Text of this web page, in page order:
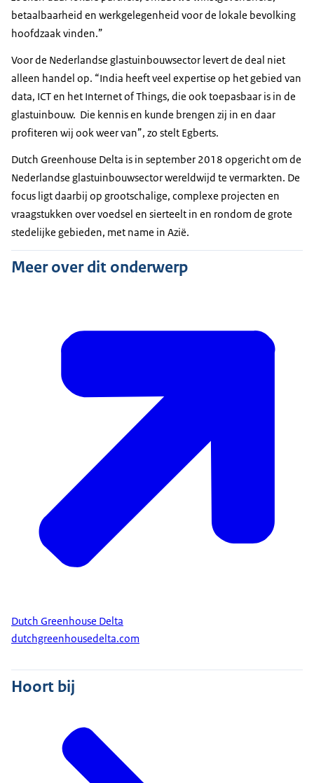
betaalbaarheid en werkgelegenheid voor de lokale bevolking
hoofdzaak vinden.”
Voor de Nederlandse glastuinbouwsector levert de deal niet
alleen handel op. “India heeft veel expertise op het gebied van
data, ICT en het Internet of Things, die ook toepasbaar is in de
glastuinbouw. Die kennis en kunde brengen zij in en daar
profiteren wij ook weer van”, zo stelt Egberts.
Dutch Greenhouse Delta is in september 2018 opgericht om de
Nederlandse glastuinbouwsector wereldwijd te vermarkten. De
focus ligt daarbij op grootschalige, complexe projecten en
vraagstukken over voedsel en sierteelt in en rondom de grote
stedelijke gebieden, met name in Azië.
Meer over dit onderwerp
Dutch Greenhouse Delta
dutchgreenhousedelta.com
Hoort bij